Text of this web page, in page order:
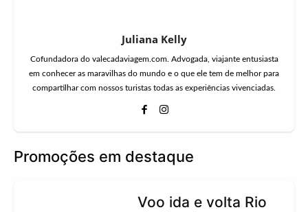
Juliana Kelly
Cofundadora do valecadaviagem.com. Advogada, viajante entusiasta
em conhecer as maravilhas do mundo e o que ele tem de melhor para
compartilhar com nossos turistas todas as experiências vivenciadas.
Promoções em destaque
Voo ida e volta Rio